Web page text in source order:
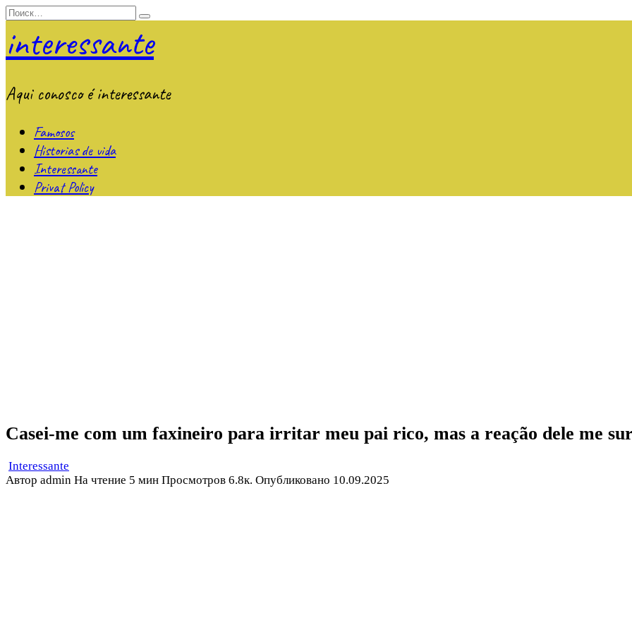
Перейти
содержанию
Search
interessante
Aqui conosco é interessante
Famosos
Historias de vida
Interessante
Privat Policy
Casei-me com um faxineiro para irritar meu pai rico, mas a reação dele me
Interessante
Автор admin На чтение 5 мин Просмотров 6.8к. Опубликовано 10.09.2025